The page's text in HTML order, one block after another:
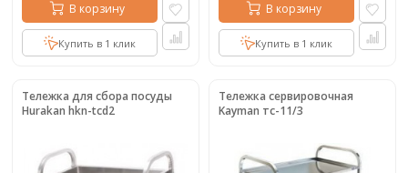
В корзину
Купить в 1 клик
В корзину
Купить в 1 клик
Тележка для сбора посуды
Hurakan hkn-tcd2
Тележка сервировочная
Kayman тс-11/3